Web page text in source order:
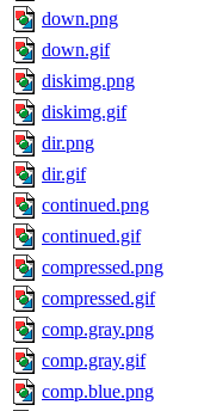
down.png
down.gif
diskimg.png
diskimg.gif
dir.png
dir.gif
continued.png
continued.gif
compressed.png
compressed.gif
comp.gray.png
comp.gray.gif
comp.blue.png